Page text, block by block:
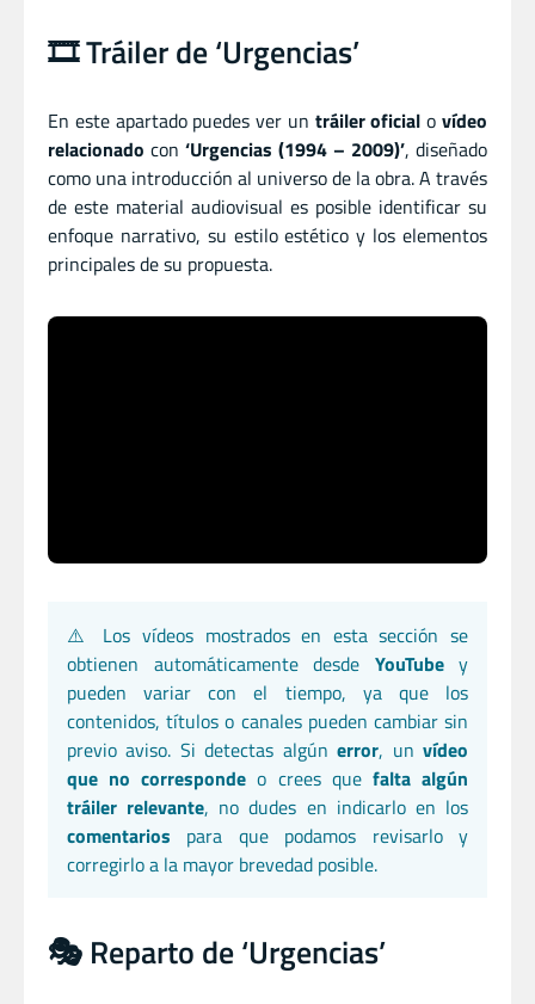
🎞️ Tráiler de ‘Urgencias’
En este apartado puedes ver un tráiler oficial ovídeo
relacionado con ‘Urgencias (1994 – 2009)’, diseñado
como una introducción al universo de la obra. A través
de este material audiovisual es posible identificar su
enfoque narrativo, su estilo estético y los elementos
principales de su propuesta.
⚠️ Los vídeos mostrados en esta sección se
obtienen automáticamente desde YouTubey
pueden variar con el tiempo, ya que los
contenidos, títulos o canales pueden cambiar sin
previo aviso. Si detectas algúnerror, unvídeo
que no corresponde o crees que falta algún
tráiler relevante, no dudes en indicarlo en los
comentarios para que podamos revisarlo y
corregirlo a la mayor brevedad posible.
🎭 Reparto de ‘Urgencias’